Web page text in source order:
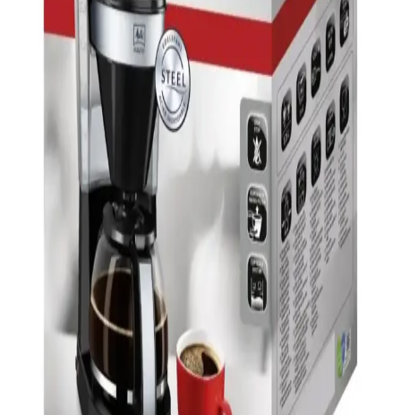
teknolojiyi bir araya getiren çiftli kapasiteye sahip şık kahve
makinesi. Pratik kullanım ve üstün performans sunar.
Sinbo SCM-2938 Filtre Kahve Makinesi: Modern ve
Kullanışlı Tasarımıyla Günlük Kahve Keyfi
Sinbo SCM-2938 kahve makinesi, şık tasarımı, pratik kullanımı ve
sıcak tutma özelliğiyle öne çıkar. 1-2 litre kapasitesiyle ev ve ofis
ihtiyaçlarını karşılar, hijyen ve hafiflik sağlar.
Türk Kahve Makineleri Karşılaştırması: Arzum
Okka Rich Spin ve Karaca Hatır Özellikleri
İşte Arzum Okka Rich Spin ve Karaca Hatır kahve makinelerinin
detaylı karşılaştırması. Güç, kapasite, kullanım kolaylığı ve kullanıcı
memnuniyetine odaklanıyoruz.
Krups Tam Otomatik Kahve Makinesi Özellikleri ve
Kullanım İpuçları
Krups tam otomatik kahve makineleri, kullanımı kolay otomasyon
ve ayar seçenekleriyle kahve hazırlığını pratik hale getirir, düzenli
bakım ile uzun ömür sağlar.